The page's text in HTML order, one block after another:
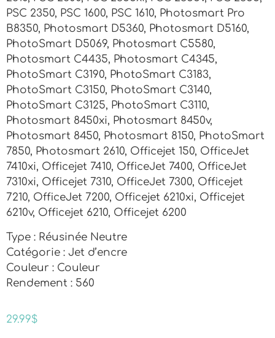
PSC 2350, PSC 1600, PSC 1610, Photosmart Pro
B8350, Photosmart D5360, Photosmart D5160,
PhotoSmart D5069, Photosmart C5580,
Photosmart C4435, Photosmart C4345,
PhotoSmart C3190, PhotoSmart C3183,
PhotoSmart C3150, PhotoSmart C3140,
PhotoSmart C3125, PhotoSmart C3110,
Photosmart 8450xi, Photosmart 8450v,
Photosmart 8450, Photosmart 8150, PhotoSmart
7850, Photosmart 2610, Officejet 150, OfficeJet
7410xi, Officejet 7410, OfficeJet 7400, OfficeJet
7310xi, Officejet 7310, OfficeJet 7300, Officejet
7210, OfficeJet 7200, Officejet 6210xi, Officejet
6210v, Officejet 6210, Officejet 6200
Type : Réusinée Neutre
Catégorie : Jet d’encre
Couleur : Couleur
Rendement : 560
29.99$